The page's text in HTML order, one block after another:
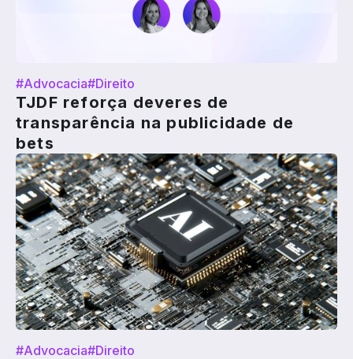
#Advocacia#Direito
TJDF reforça deveres de
transparência na publicidade de
bets
#Advocacia#Direito